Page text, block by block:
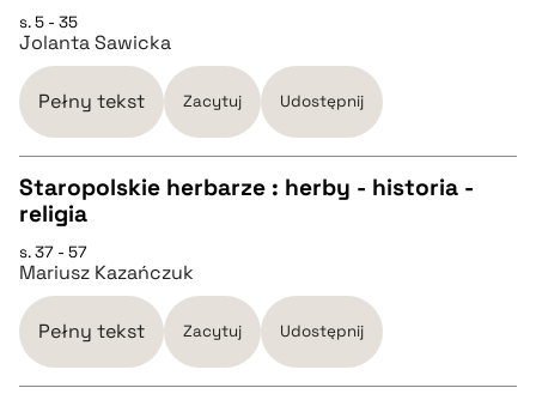
s. 5 - 35
Jolanta Sawicka
Pełny tekst Zacytuj Udostępnij
CZYSTY TEKST
pobierz cytat
BIBTEX
Staropolskie herbarze : herby - historia -
religia
s. 37 - 57
Mariusz Kazańczuk
Pełny tekst Zacytuj Udostępnij